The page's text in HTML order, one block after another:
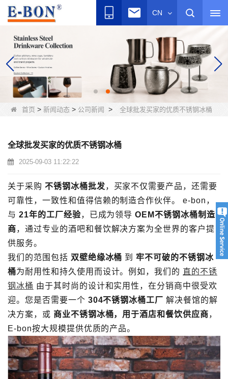
CN
首页 > 新闻动态 > 公司新闻 > 全球批发买家的优质不锈钢冰桶
全球批发买家的优质不锈钢冰桶
2025-09-03 11:22:22
关于采购 不锈钢冰桶批发，买家不仅需要产品，还需要
可靠性，一致性和值得信赖的制造合作伙伴。 e-bon，
与 21年的工厂经验，已成为领导OEM不锈钢冰桶制造
商，通过专业的酒吧和餐饮解决方案为全世界的客户提
供服务。
我们的范围包括 双壁绝缘冰桶 到 牢不可破的不锈钢冰
桶为耐用性和持久使用而设计。例如，我们的 直的不锈
钢冰桶 由于其时尚的设计和实用性，在分销商中很受欢
迎。您是否需要一个 304不锈钢冰桶工厂 解决餐馆的解
决方案，或 商业不锈钢冰桶，用于酒店和餐饮供应商，
E-bon按大规模提供优质的产品。